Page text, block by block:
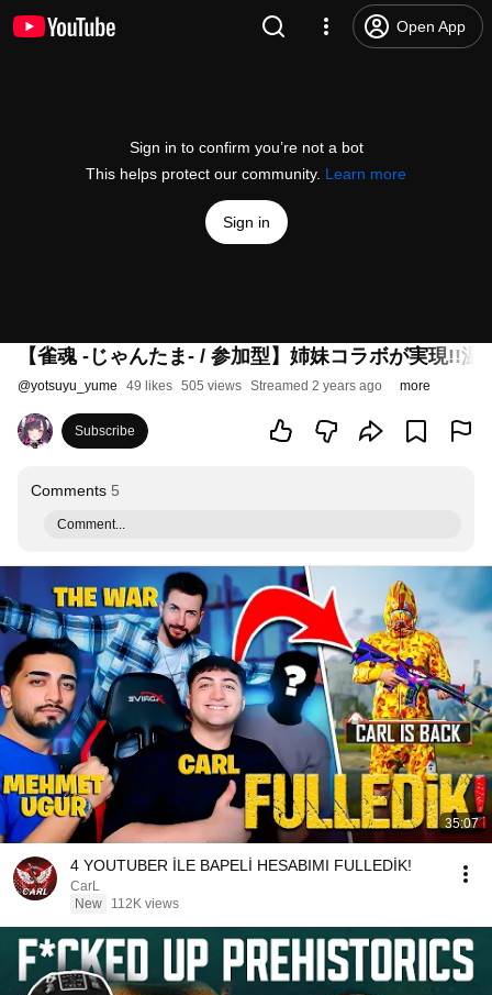
Open App
Sign in to confirm you’re not a bot
This helps protect our community. Learn more
Sign in
【雀魂 -じゃんたま- / 参加型】姉妹コラボが実現!!
@yotsuyu_yume 49 likes 505 views Streamed 2 years ago more
Subscribe
Comments 5
Comment...
35:07
4 YOUTUBER İLE BAPELİ HESABIMI FULLEDİK!
CarL
New
112K views